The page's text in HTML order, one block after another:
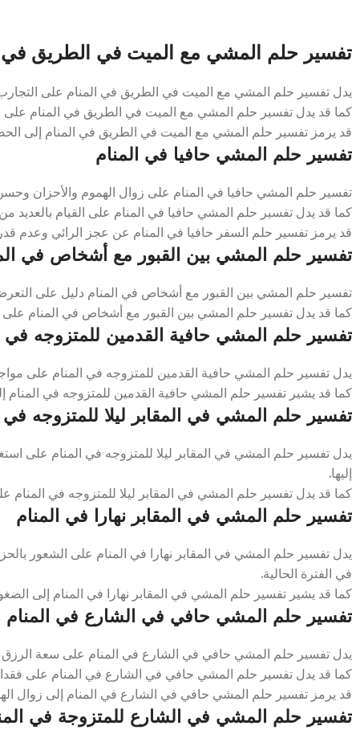
تفسير حلم المشي مع الميت في الطريق في
يدل تفسير حلم المشي مع الميت في الطريق في المنام على التجارب
كما قد يدل تفسير حلم المشي مع الميت في الطريق في المنام على
قد يرمز تفسير حلم المشي مع الميت في الطريق في المنام إلى
تفسير حلم المشي حافيا في المنام
تفسير حلم المشي حافيا في المنام على زوال الهموم والأحزان
كما قد يدل تفسير حلم المشي حافيا في المنام على القيام بالعديد
قد يرمز تفسير حلم السفر حافيا في المنام عن عجز الرائي وعدم
تفسير حلم المشي بين القبور مع أشخاص في
تفسير حلم المشي بين القبور مع أشخاص في المنام دليل على
كما قد يدل تفسير حلم المشي بين القبور مع أشخاص في المنام
تفسير حلم المشي حافية القدمين للمتزوجه في
يدل تفسير حلم المشي حافية القدمين للمتزوجه في المنام على
كما قد يشير تفسير حلم المشي حافية القدمين للمتزوجه في المنام
تفسير حلم المشي في المقابر ليلا للمتزوجه في
يدل تفسير حلم المشي في المقابر ليلا للمتزوجه في المنام على
إليها.
كما قد يدل تفسير حلم المشي في المقابر ليلا للمتزوجه في المنام
تفسير حلم المشي في المقابر نهارا في المنام
يدل تفسير حلم المشي في المقابر نهارا في المنام على الشعور
في الفترة الحالية.
كما قد يشير تفسير حلم المشي في المقابر نهارا في المنام إلى الضغوط
تفسير حلم المشي حافي في الشارع في المنام
يدل تفسير حلم المشي حافي في الشارع في المنام على سعة الرزق
كما قد يدل تفسير حلم المشي حافي في الشارع في المنام على
قد يرمز تفسير حلم المشي حافي في الشارع في المنام إلى زوال
تفسير حلم المشي في الشارع للمتزوجة في